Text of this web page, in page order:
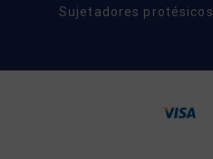
Sujetadores protésicos